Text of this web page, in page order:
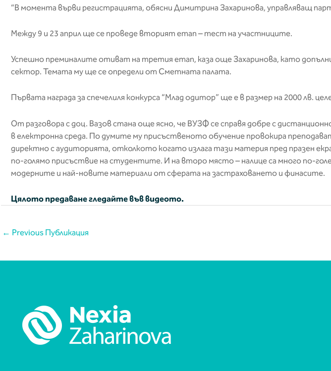
“В момента върви регистрацията, обясни Димитрина Захаринова, управляващ
Между 9 и 23 април ще се проведе вторият етап – тест на участниците.
Успешно преминалите отиват на третия етап, каза още Захаринова, като
сектор. Темата му ще се определи от Сметната палата.
Първата награда за спечелиля конкурса “Млад одитор” ще е в размер на 2000 лв.
От разговора с доц. Вазов стана още ясно, че ВУЗФ се справя добре с
в електронна среда. По думите му присъственото обучение провокира
директно с аудиторията, отколкото когато излага тази материя пред празен
по-голямо присъствие на студентите. И на второ място – налице са много по-
модерните и най-новите материали от сферата на застраховането и финасите.
Цялото предаване гледайте във видеото.
← Previous Публикация